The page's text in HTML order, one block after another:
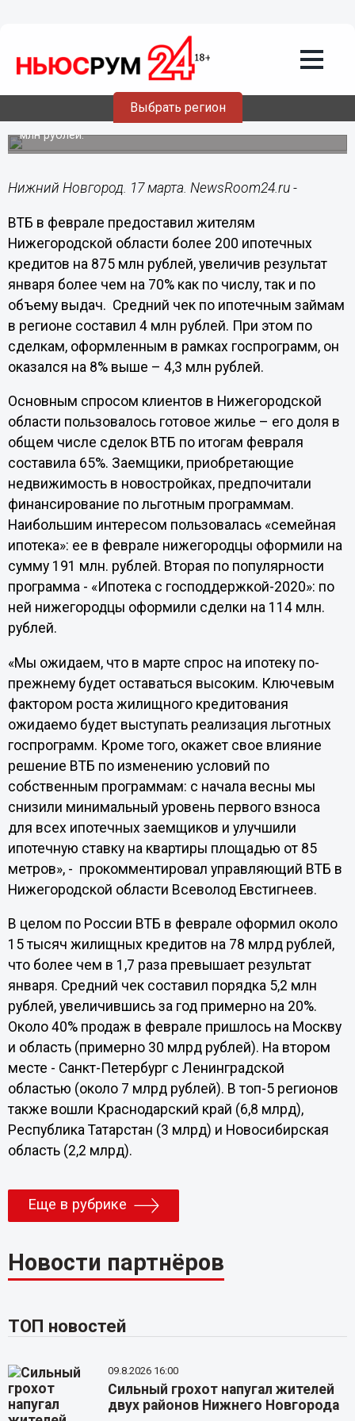
Выбрать регион
17.03.202314:47
ВТБ в Нижегородской области
нарастил выдачи ипотеки на 70%
Средний чек по ипотечным займам в регионе составил 4
млн рублей.
Нижний Новгород. 17 марта. NewsRoom24.ru -
ВТБ в феврале предоставил жителям
Нижегородской области более 200 ипотечных
кредитов на 875 млн рублей, увеличив результат
января более чем на 70% как по числу, так и по
объему выдач. Средний чек по ипотечным займам
в регионе составил 4 млн рублей. При этом по
сделкам, оформленным в рамках госпрограмм, он
оказался на 8% выше – 4,3 млн рублей.
Основным спросом клиентов в Нижегородской
области пользовалось готовое жилье – его доля в
общем числе сделок ВТБ по итогам февраля
составила 65%. Заемщики, приобретающие
недвижимость в новостройках, предпочитали
финансирование по льготным программам.
Наибольшим интересом пользовалась «семейная
ипотека»: ее в феврале нижегородцы оформили на
сумму 191 млн. рублей. Вторая по популярности
программа - «Ипотека с господдержкой-2020»: по
ней нижегородцы оформили сделки на 114 млн.
рублей.
«Мы ожидаем, что в марте спрос на ипотеку по-
прежнему будет оставаться высоким. Ключевым
фактором роста жилищного кредитования
ожидаемо будет выступать реализация льготных
госпрограмм. Кроме того, окажет свое влияние
решение ВТБ по изменению условий по
собственным программам: с начала весны мы
снизили минимальный уровень первого взноса
для всех ипотечных заемщиков и улучшили
ипотечную ставку на квартиры площадью от 85
метров», - прокомментировал управляющий ВТБ в
Нижегородской области Всеволод Евстигнеев.
В целом по России ВТБ в феврале оформил около
15 тысяч жилищных кредитов на 78 млрд рублей,
что более чем в 1,7 раза превышает результат
января. Средний чек составил порядка 5,2 млн
рублей, увеличившись за год примерно на 20%.
Около 40% продаж в феврале пришлось на Москву
и область (примерно 30 млрд рублей). На втором
месте - Санкт-Петербург с Ленинградской
областью (около 7 млрд рублей). В топ-5 регионов
также вошли Краснодарский край (6,8 млрд),
Республика Татарстан (3 млрд) и Новосибирская
область (2,2 млрд).
Еще в рубрике
Новости партнёров
ТОП новостей
09.8.2026 16:00
Сильный грохот напугал жителей
двух районов Нижнего Новгорода